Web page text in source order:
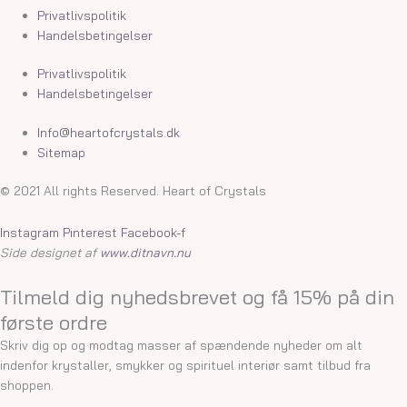
Privatlivspolitik
Handelsbetingelser
Privatlivspolitik
Handelsbetingelser
Info@heartofcrystals.dk
Sitemap
© 2021 All rights Reserved. Heart of Crystals
Instagram Pinterest Facebook-f
Side designet af www.ditnavn.nu
Tilmeld dig nyhedsbrevet og få 15% på din
første ordre
Skriv dig op og modtag masser af spændende nyheder om alt
indenfor krystaller, smykker og spirituel interiør samt tilbud fra
shoppen.